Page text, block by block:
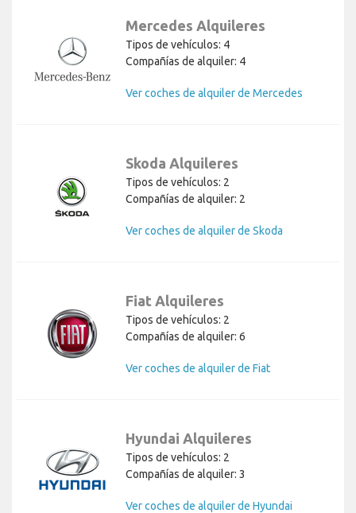
Mercedes Alquileres
Tipos de vehículos: 4
Compañías de alquiler: 4
Ver coches de alquiler de Mercedes
Skoda Alquileres
Tipos de vehículos: 2
Compañías de alquiler: 2
Ver coches de alquiler de Skoda
Fiat Alquileres
Tipos de vehículos: 2
Compañías de alquiler: 6
Ver coches de alquiler de Fiat
Hyundai Alquileres
Tipos de vehículos: 2
Compañías de alquiler: 3
Ver coches de alquiler de Hyundai